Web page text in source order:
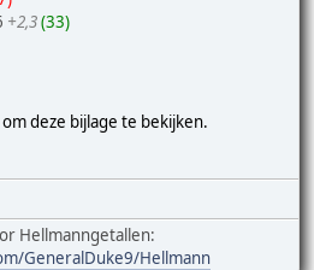
+2,3(33)
deze bijlage te bekijken.
Hellmanngetallen:
GeneralDuke9/Hellmann